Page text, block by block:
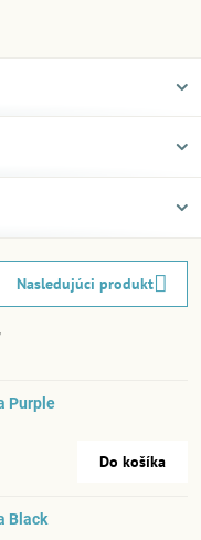
Nasledujúci produkt
Purple
Do košíka
Black